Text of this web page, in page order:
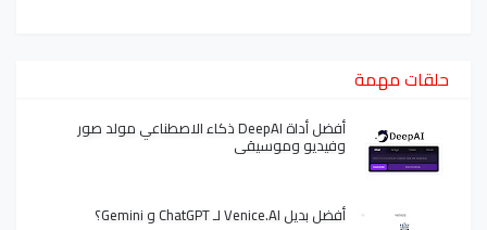
حلقات مهمة
أفضل أداة DeepAI ذكاء الاصطناعي مولد صور
وفيديو وموسيقى
أفضل بديل Venice.AI لـ ChatGPT و Gemini؟